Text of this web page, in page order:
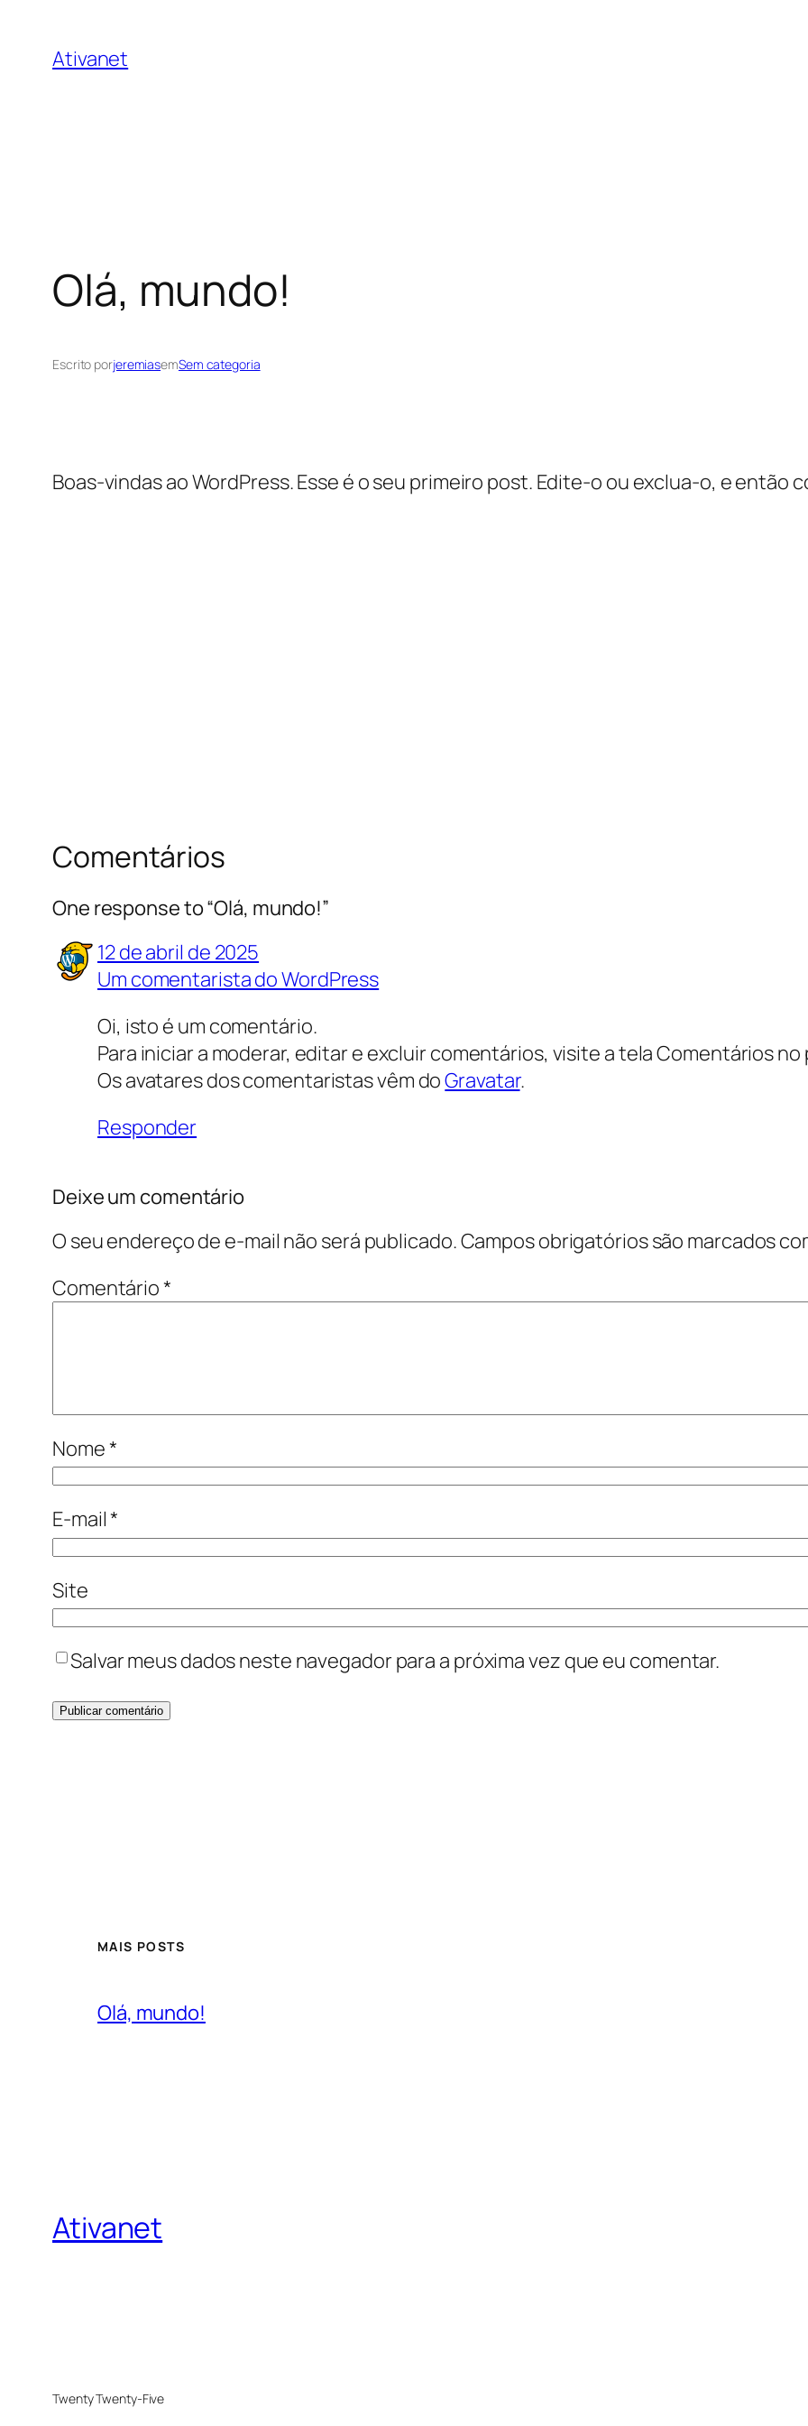
Ativanet
Olá, mundo!
Escrito porjeremiasemSem categoria
Boas-vindas ao WordPress. Esse é o seu primeiro post. Edite-o ou exclua-o, e então
Comentários
One response to “Olá, mundo!”
12 de abril de 2025
Um comentarista do WordPress
Oi, isto é um comentário.
Para iniciar a moderar, editar e excluir comentários, visite a tela Comentários no
Os avatares dos comentaristas vêm doGravatar.
Responder
Deixe um comentário
O seu endereço de e-mail não será publicado.Campos obrigatórios são marcados
Comentário*
Nome*
E-mail*
Site
Salvar meus dados neste navegador para a próxima vez que eu comentar.
MAIS POSTS
Olá, mundo!
Ativanet
Twenty Twenty-Five